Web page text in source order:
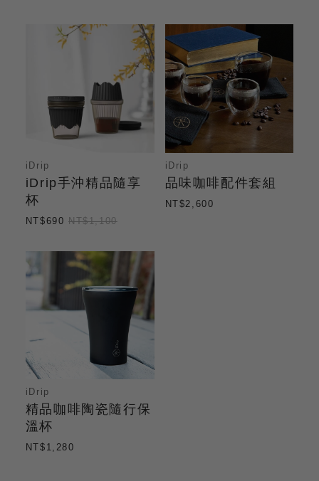
iDrip
iDrip手沖精品隨享
杯
NT$690NT$1,100
iDrip
品味咖啡配件套組
NT$2,600
iDrip
精品咖啡陶瓷隨行保
溫杯
NT$1,280